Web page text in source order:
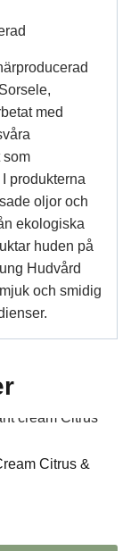
med
som
produkterna
oljor och
ekologiska
huden på
Hudvård
och smidig
Citrus &